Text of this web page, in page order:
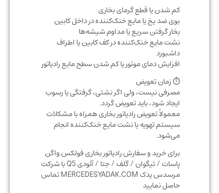
کم شدن یا قطع گرمای بخاری
بوی ضد یخ یا مایع خنک‌کننده در داخل کابین
بخار گرفتن سریع یا مداوم شیشه‌ها
نشت مایع خنک‌کننده در کف کابین یا اطراف
داشبورد
افزایش دمای موتور یا کم شدن سطح مایع رادیاتور
⏱ زمان تعویض
مصرفی نیست، ولی اگر نشتی، گرفتگی یا رسوب
ایجاد شود، باید تعویض گردد.
معمولاً تعویض رادیاتور بخاری همراه با مشکلات
سیستم تهویه یا نشت مایع خنک‌کننده انجام
می‌شود.
برای خرید و سفارش رادیاتور بخاری فولکس واگن
پاسات / تیگوان / گلف / جتا / آئودی Q5 با شرکت
مرسدس یدک MERCEDESYADAK.COM تماس
حاصل نمایید